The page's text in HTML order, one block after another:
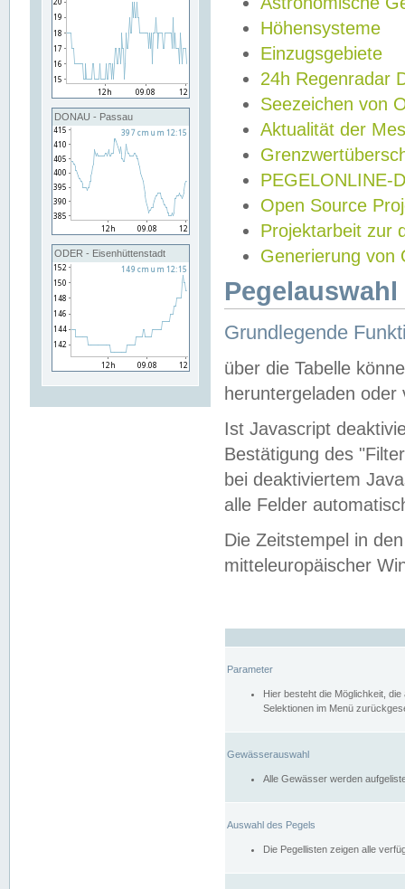
DONAU - Passau
ODER - Eisenhüttenstadt
Höhensysteme
Einzugsgebiete
24h Regenradar
Seezeichen von
Aktualität der
PEGELONLINE-
Open Source
Projektarbeit zur
Generierung von
Grundlegende
über die Tabelle
heruntergeladen oder
Ist Javascript
Bestätigung des
bei deaktiviertem
alle Felder
Die Zeitstempel in
mitteleuropäischer
Parameter
Hier besteht die Möglichkeit,
Selektionen im Menü
Gewässerauswahl
Alle Gewässer werden
Auswahl des Pegels
Die Pegellisten zeigen alle